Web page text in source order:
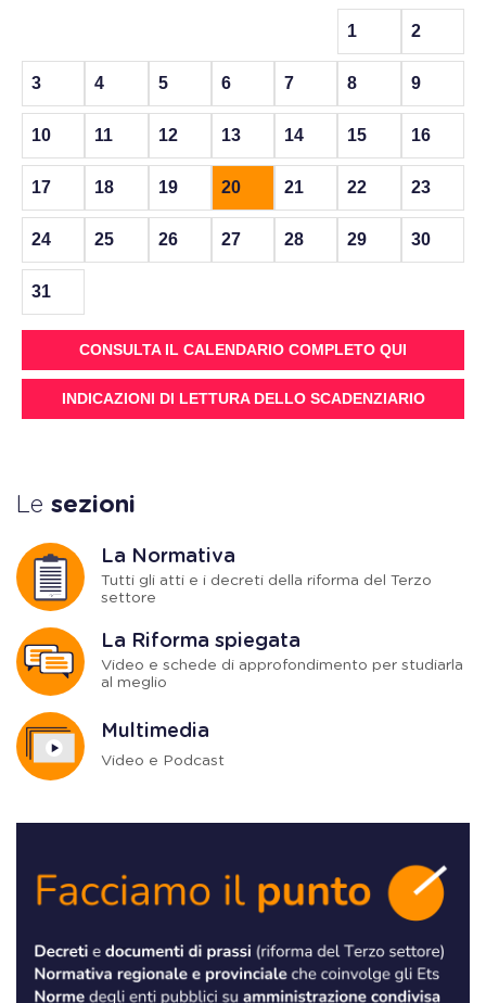
1 2
3 4 5 6 7 8 9
10 11 12 13 14 15 16
17 18 19 20 21 22 23
24 25 26 27 28 29 30
31
CONSULTA IL CALENDARIO COMPLETO QUI
INDICAZIONI DI LETTURA DELLO SCADENZIARIO
Le sezioni
La Normativa
Tutti gli atti e i decreti della riforma del Terzo
settore
La Riforma spiegata
Video e schede di approfondimento per studiarla
al meglio
Multimedia
Video e Podcast